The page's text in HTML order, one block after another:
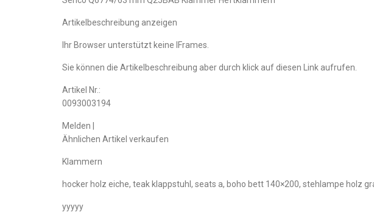
Artikelbeschreibung anzeigen
Ihr Browser unterstützt keine IFrames.
Sie können die Artikelbeschreibung aber durch klick auf diesen Link aufrufen.
Artikel Nr.:
0093003194
Melden |
Ähnlichen Artikel verkaufen
Klammern
hocker holz eiche, teak klappstuhl, seats a, boho bett 140×200, stehlampe holz
yyyyy